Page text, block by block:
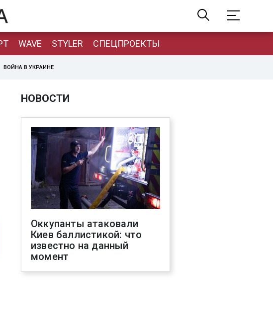
WAVE STYLER СПЕЦПРОЕКТЫ
ВОЙНА В УКРАИНЕ
НОВОСТИ
Оккупанты атаковали
Киев баллистикой: что
известно на данный
момент